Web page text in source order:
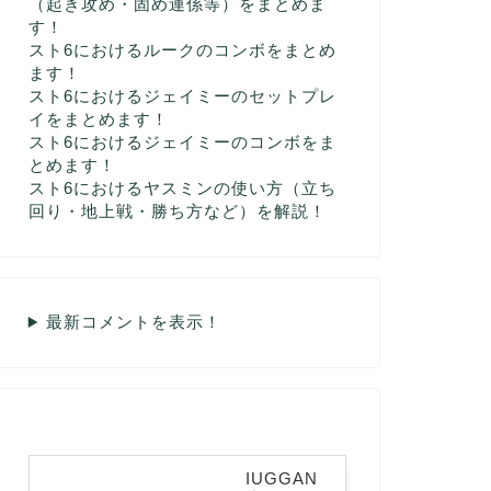
（起き攻め・固め連係等）をまとめま
す！
スト6におけるルークのコンボをまとめ
ます！
スト6におけるジェイミーのセットプレ
イをまとめます！
スト6におけるジェイミーのコンボをま
とめます！
スト6におけるヤスミンの使い方（立ち
回り・地上戦・勝ち方など）を解説！
最新コメントを表示！
IUGGAN